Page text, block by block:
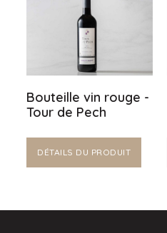
Bouteille vin rouge -
Tour de Pech
DÉTAILS DU PRODUIT